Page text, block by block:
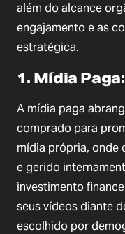
além do alcance
engajamento e as
estratégica.
1. Mídia
A mídia paga
comprado para
mídia própria, onde
e gerido
investimento
seus vídeos diante
escolhido por